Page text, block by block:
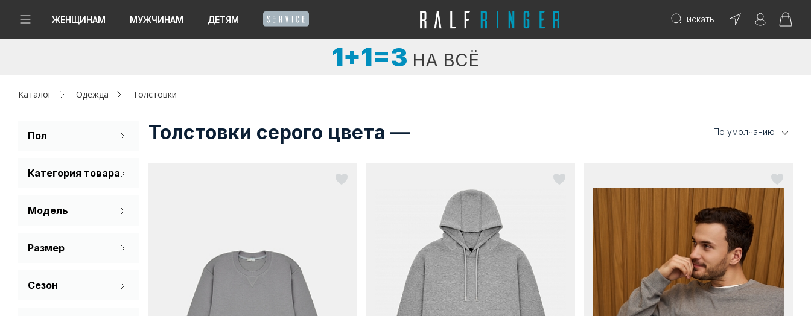
ЖЕНЩИНАМ МУЖЧИНАМ ДЕТЯМ искать
Женщинам
Капсула
Аутлет
1+1=3 НА ВСЁ
Каталог Одежда Толстовки
Пол
Категория товара
Толстовка
Модель
Размер
Сезон
Толстовки серого цвета — По умолчанию